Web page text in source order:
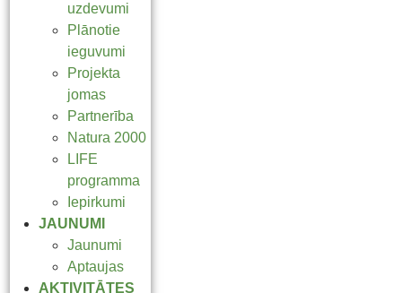
uzdevumi
Plānotie
ieguvumi
Projekta
jomas
Partnerība
Natura 2000
LIFE
programma
Iepirkumi
JAUNUMI
Jaunumi
Aptaujas
AKTIVITĀTES